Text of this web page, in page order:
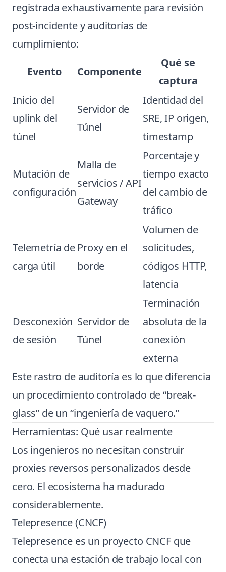
registrada exhaustivamente para revisión
post-incidente y auditorías de
cumplimiento:
Evento Componente
Qué se
captura
Inicio del
uplink del
túnel
Servidor de
Túnel
Identidad del
SRE, IP origen,
timestamp
Mutación de
configuración
Malla de
servicios / API
Gateway
Porcentaje y
tiempo exacto
del cambio de
tráfico
Telemetría de
carga útil
Proxy en el
borde
Volumen de
solicitudes,
códigos HTTP,
latencia
Desconexión
de sesión
Servidor de
Túnel
Terminación
absoluta de la
conexión
externa
Este rastro de auditoría es lo que diferencia
un procedimiento controlado de “break-
glass” de un “ingeniería de vaquero.”
Herramientas: Qué usar realmente
Los ingenieros no necesitan construir
proxies reversos personalizados desde
cero. El ecosistema ha madurado
considerablemente.
Telepresence (CNCF)
Telepresence es un proyecto CNCF que
conecta una estación de trabajo local con